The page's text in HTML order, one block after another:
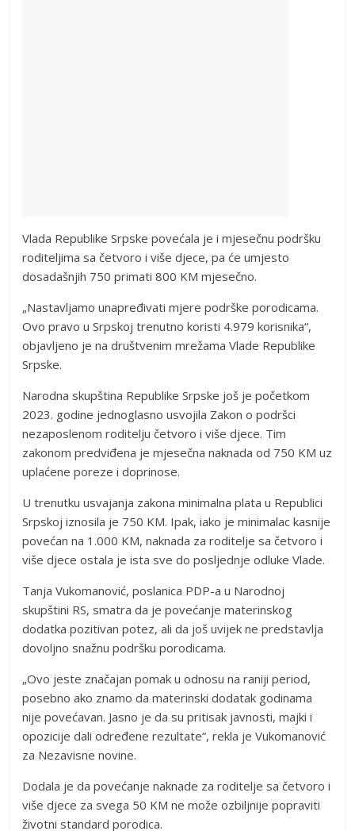
Vlada Republike Srpske povećala je i mjesečnu podršku
roditeljima sa četvoro i više djece, pa će umjesto
dosadašnjih 750 primati 800 KM mjesečno.
„Nastavljamo unapređivati mjere podrške porodicama.
Ovo pravo u Srpskoj trenutno koristi 4.979 korisnika“,
objavljeno je na društvenim mrežama Vlade Republike
Srpske.
Narodna skupština Republike Srpske još je početkom
2023. godine jednoglasno usvojila Zakon o podršci
nezaposlenom roditelju četvoro i više djece. Tim
zakonom predviđena je mjesečna naknada od 750 KM uz
uplaćene poreze i doprinose.
U trenutku usvajanja zakona minimalna plata u Republici
Srpskoj iznosila je 750 KM. Ipak, iako je minimalac kasnije
povećan na 1.000 KM, naknada za roditelje sa četvoro i
više djece ostala je ista sve do posljednje odluke Vlade.
Tanja Vukomanović, poslanica PDP-a u Narodnoj
skupštini RS, smatra da je povećanje materinskog
dodatka pozitivan potez, ali da još uvijek ne predstavlja
dovoljno snažnu podršku porodicama.
„Ovo jeste značajan pomak u odnosu na raniji period,
posebno ako znamo da materinski dodatak godinama
nije povećavan. Jasno je da su pritisak javnosti, majki i
opozicije dali određene rezultate“, rekla je Vukomanović
za Nezavisne novine.
Dodala je da povećanje naknade za roditelje sa četvoro i
više djece za svega 50 KM ne može ozbiljnije popraviti
životni standard porodica.